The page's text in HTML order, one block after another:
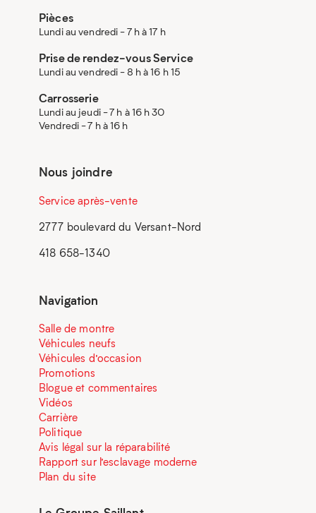
Pièces
Lundi au vendredi - 7 h à 17 h
Prise de rendez-vous Service
Lundi au vendredi - 8 h à 16 h 15
Carrosserie
Lundi au jeudi - 7 h à 16 h 30
Vendredi - 7 h à 16 h
Nous joindre
Service après-vente
2777 boulevard du Versant-Nord
418 658-1340
Navigation
Salle de montre
Véhicules neufs
Véhicules d’occasion
Promotions
Blogue et commentaires
Vidéos
Carrière
Politique
Avis légal sur la réparabilité
Rapport sur l’esclavage moderne
Plan du site